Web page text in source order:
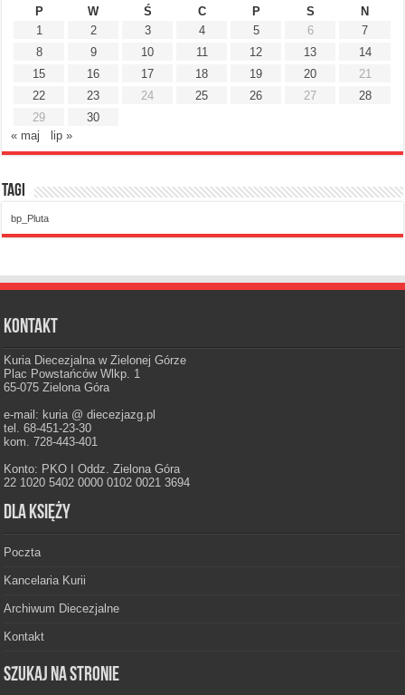
P
W Ś C P S
N
1
2 3 4 5 6
7
8
9 10 11 12 13
14
15
16 17 18 19 20
21
22
23 24 25 26 27
28
29
30
« maj
lip »
Tagi
bp_Pluta
Kontakt
Kuria Diecezjalna w Zielonej Górze
Plac Powstańców Wlkp. 1
65-075 Zielona Góra
e-mail: kuria @ diecezjazg.pl
tel. 68-451-23-30
kom. 728-443-401
Konto: PKO I Oddz. Zielona Góra
22 1020 5402 0000 0102 0021 3694
Dla księży
Poczta
Kancelaria Kurii
Archiwum Diecezjalne
Kontakt
Szukaj na stronie